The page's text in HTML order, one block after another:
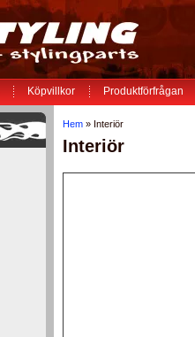
Köpvillkor Produktförfrågan
Hem » Interiör
Interiör